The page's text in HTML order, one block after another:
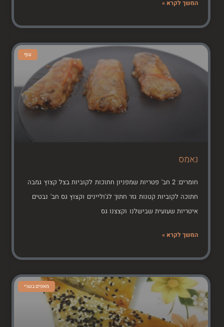
המשך לקרא »
עוף
נאמס
חומרים: 2 חב' פטריות שמפניון חתוכות לקוביות בצל קצוץ גמבה
חתוכה לקוביות קטנות גזר חתוך לג'וליינים וקצוץ גס חב' נבטים
איטריות שעועית שבישלנו וקצצנו גס
המשך לקרא »
מאפים בשרי